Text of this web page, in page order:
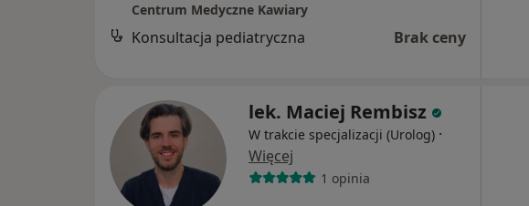
Centrum Medyczne Kawiary
Konsultacja pediatryczna Brak ceny
lek. Maciej Rembisz
W trakcie specjalizacji (Urolog) ·
Więcej
1 opinia